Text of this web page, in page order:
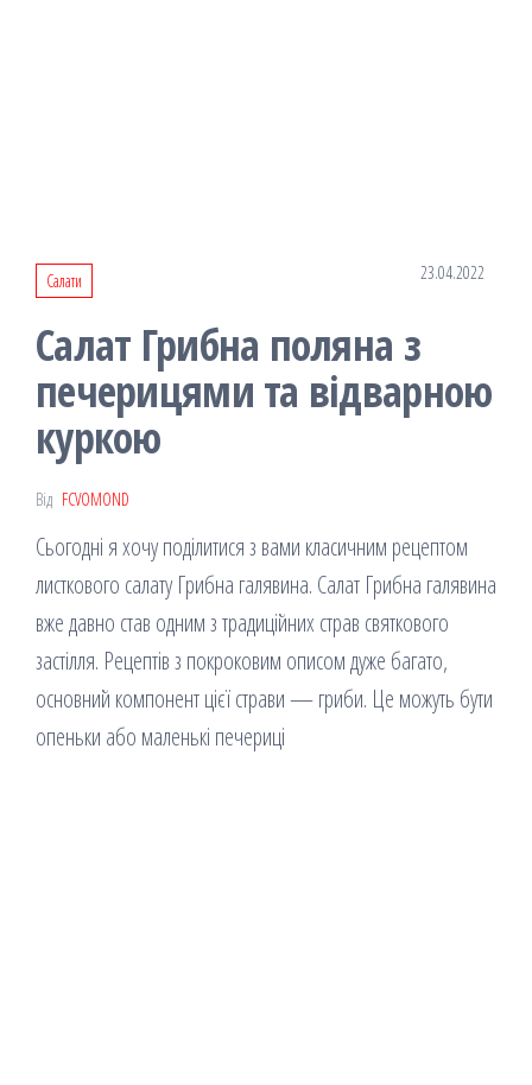
Салати 23.04.2022
Салат Грибна поляна з
печерицями та відварною
куркою
Від FCVOMOND
Сьогодні я хочу поділитися з вами класичним рецептом
листкового салату Грибна галявина. Салат Грибна галявина
вже давно став одним з традиційних страв святкового
застілля. Рецептів з покроковим описом дуже багато,
основний компонент цієї страви — гриби. Це можуть бути
опеньки або маленькі печериці